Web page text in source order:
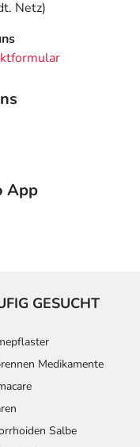
Netz)
App
GESUCHT
Medikamente
Salbe